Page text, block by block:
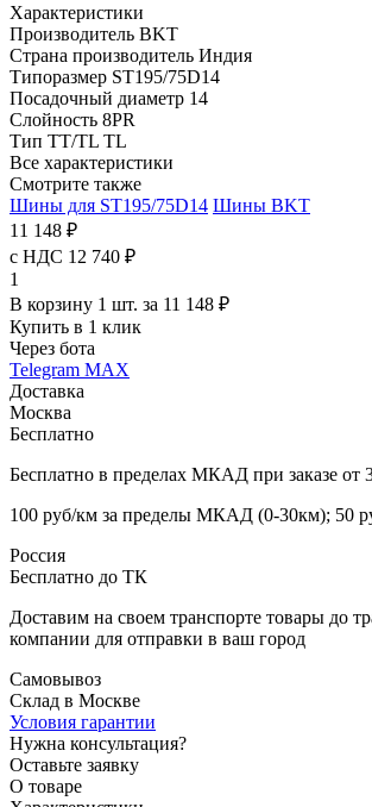
Характеристики
Производитель BKT
Страна производитель Индия
Типоразмер ST195/75D14
Посадочный диаметр 14
Слойность 8PR
Тип TT/TL TL
Все характеристики
Смотрите также
Шины для ST195/75D14 Шины BKT
11 148 ₽
с НДС 12 740 ₽
1
В корзину 1 шт. за 11 148 ₽
Купить в 1 клик
Через бота
Telegram MAX
Доставка
Москва
Бесплатно
Бесплатно в пределах МКАД при заказе от
100 руб/км за пределы МКАД (0-30км); 50
Россия
Бесплатно до ТК
Доставим на своем транспорте товары до
компании для отправки в ваш город
Самовывоз
Склад в Москве
Условия гарантии
Нужна консультация?
Оставьте заявку
О товаре